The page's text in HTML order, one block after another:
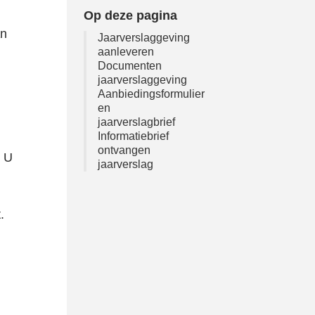
U
Op deze pagina
Jaarverslaggeving
aanleveren
Documenten
jaarverslaggeving
Aanbiedingsformulier
en
jaarverslagbrief
Informatiebrief
ontvangen
jaarverslag